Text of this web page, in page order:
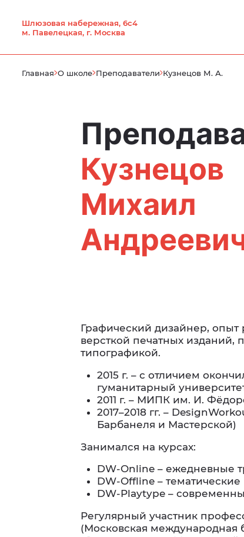
Шлюзовая набережная, 6с4
м. Павелецкая, г. Москва
Главная О школе Преподаватели Кузнецов М. А.
Кузнецов
Михаил
Графический дизайнер, опыт
версткой печатных изданий,
типографикой.
2015 г. – с отличием
гуманитарный
2011 г. – МИПК им. И.
2017–2018 гг. –
Барбанеля и Мастерской)
Занимался на курсах:
DW-Online – ежедневные
DW-Offline –
DW-Playtype –
Регулярный участник
(Московская международная